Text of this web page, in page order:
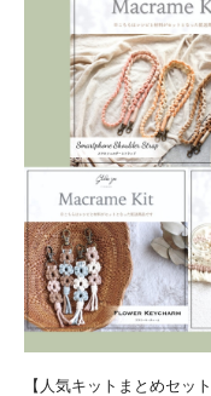
【人気キットまとめセット